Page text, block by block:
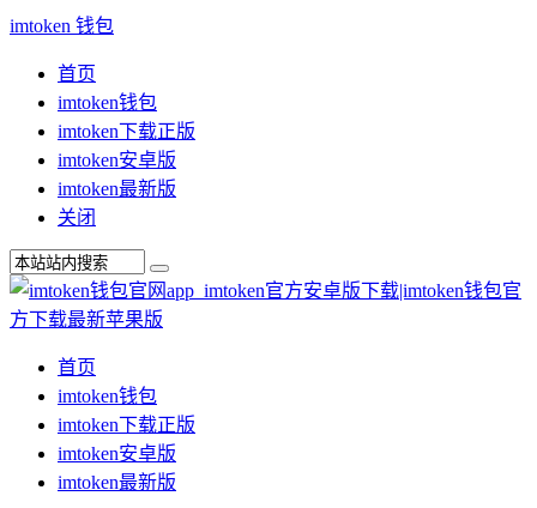
imtoken 钱包
首页
imtoken钱包
imtoken下载正版
imtoken安卓版
imtoken最新版
关闭
首页
imtoken钱包
imtoken下载正版
imtoken安卓版
imtoken最新版